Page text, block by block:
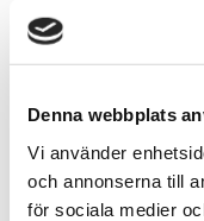
Denna webbplats
Vi använder
och annonserna till
för sociala medier
Beskrivning:
En dosa +46 Mint
rekommenderad
dagen.